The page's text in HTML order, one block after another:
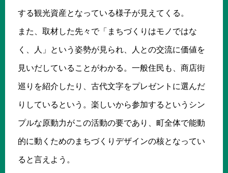
する観光資産となっている様子が見えてくる。
また、取材した先々で「まちづくりはモノではな
く、人」という姿勢が見られ、人との交流に価値を
見いだしていることがわかる。一般住民も、商店街
巡りを紹介したり、古代文字をプレゼントに選んだ
りしているという。楽しいから参加するというシン
プルな原動力がこの活動の要であり、町全体で能動
的に動くためのまちづくりデザインの核となってい
ると言えよう。